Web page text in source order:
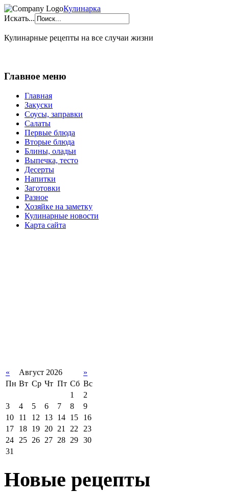
Кулинарка
Искать...
Кулинарные рецепты на все случаи жизни
Главное меню
Главная
Закуски
Соусы, заправки
Салаты
Первые блюда
Вторые блюда
Блины, оладьи
Выпечка, тесто
Десерты
Напитки
Заготовки
Разное
Хозяйке на заметку
Кулинарные новости
Карта сайта
« Август 2026
»
Пн Вт Ср Чт Пт Сб Вс
1
2
3
4 5 6 7 8
9
10
11 12 13 14 15
16
17
18 19 20 21 22 23
24 25 26 27 28 29 30
31
Новые рецепты